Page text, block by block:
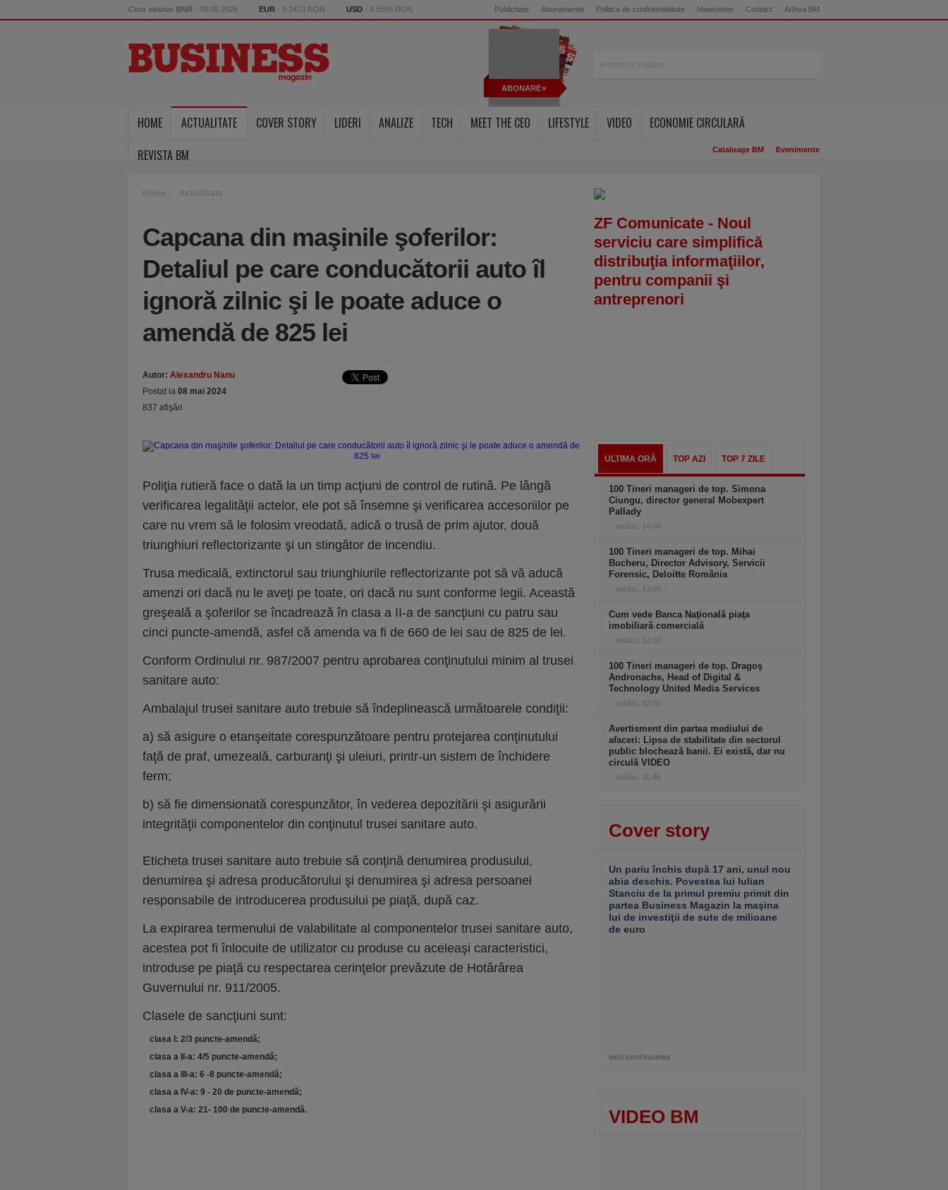
Curs valutar BNR - 09.08.2026 EUR - 5.2473 RON USD - 4.5595 RON Publicitate Abonamente Politica de confidentialitate Newsletter Contact Arhiva BM
ABONARE
HOME ACTUALITATE COVER STORY LIDERI ANALIZE TECH MEET THE CEO LIFESTYLE VIDEO
ECONOMIE CIRCULARĂ
REVISTA BM
Cataloage BM Evenimente
Home Actualitate
Capcana din maşinile şoferilor:
Detaliul pe care conducătorii auto îl
ignoră zilnic şi le poate aduce o
amendă de 825 lei
Autor: Alexandru Nanu
Postat la 08 mai 2024
837 afişări
Poliţia rutieră face o dată la un timp acţiuni de control de rutină. Pe lângă
verificarea legalităţii actelor, ele pot să însemne şi verificarea accesoriilor pe
care nu vrem să le folosim vreodată, adică o trusă de prim ajutor, două
triunghiuri reflectorizante şi un stingător de incendiu.
Trusa medicală, extinctorul sau triunghiurile reflectorizante pot să vă aducă
amenzi ori dacă nu le aveţi pe toate, ori dacă nu sunt conforme legii. Această
greşeală a şoferilor se încadrează în clasa a II-a de sancţiuni cu patru sau
cinci puncte-amendă, asfel că amenda va fi de 660 de lei sau de 825 de lei.
Conform Ordinului nr. 987/2007 pentru aprobarea conţinutului minim al trusei
sanitare auto:
Ambalajul trusei sanitare auto trebuie să îndeplinească următoarele condiţii:
a) să asigure o etanşeitate corespunzătoare pentru protejarea conţinutului
faţă de praf, umezeală, carburanţi şi uleiuri, printr-un sistem de închidere
ferm;
b) să fie dimensionată corespunzător, în vederea depozitării şi asigurării
integrităţii componentelor din conţinutul trusei sanitare auto.
Eticheta trusei sanitare auto trebuie să conţină denumirea produsului,
denumirea şi adresa producătorului şi denumirea şi adresa persoanei
responsabile de introducerea produsului pe piaţă, după caz.
La expirarea termenului de valabilitate al componentelor trusei sanitare auto,
acestea pot fi înlocuite de utilizator cu produse cu aceleaşi caracteristici,
introduse pe piaţă cu respectarea cerinţelor prevăzute de Hotărârea
Guvernului nr. 911/2005.
Clasele de sancţiuni sunt:
clasa I: 2/3 puncte-amendă;
clasa a II-a: 4/5 puncte-amendă;
clasa a III-a: 6 -8 puncte-amendă;
clasa a IV-a: 9 - 20 de puncte-amendă;
clasa a V-a: 21- 100 de puncte-amendă.
ZF Comunicate - Noul
serviciu care simplifică
distribuţia informaţiilor,
pentru companii şi
antreprenori
ULTIMA ORĂ TOP AZI TOP 7 ZILE
100 Tineri manageri de top. Simona
Ciungu, director general Mobexpert
Pallady
astăzi, 14:00
100 Tineri manageri de top. Mihai
Bucheru, Director Advisory, Servicii
Forensic, Deloitte România
astăzi, 13:00
Cum vede Banca Naţională piaţa
imobiliară comercială
astăzi, 12:33
100 Tineri manageri de top. Dragoş
Andronache, Head of Digital &
Technology United Media Services
astăzi, 12:00
Avertisment din partea mediului de
afaceri: Lipsa de stabilitate din sectorul
public blochează banii. Ei există, dar nu
circulă VIDEO
astăzi, 11:46
Cover story
Un pariu închis după 17 ani, unul nou
abia deschis. Povestea lui Iulian
Stanciu de la primul premiu primit din
partea Business Magazin la maşina
lui de investiţii de sute de milioane
de euro
vezi continuarea
VIDEO BM